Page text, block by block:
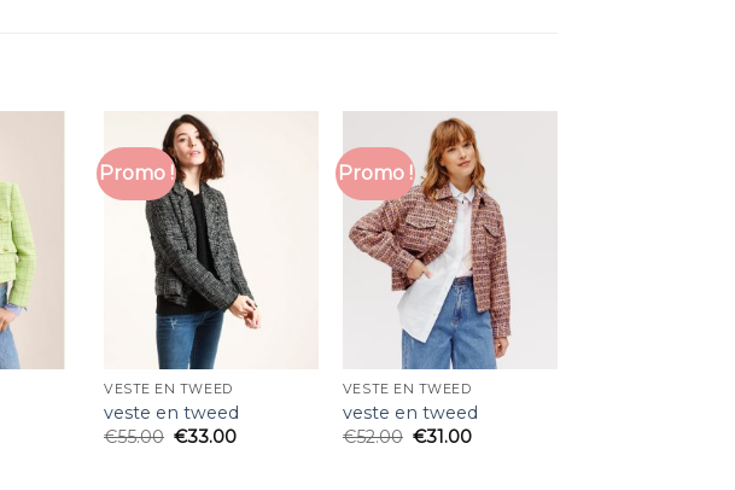
Promo !
VESTE EN TWEED
veste en tweed
€55.00 €33.00
Promo !
VESTE EN TWEED
veste en tweed
€52.00 €31.00